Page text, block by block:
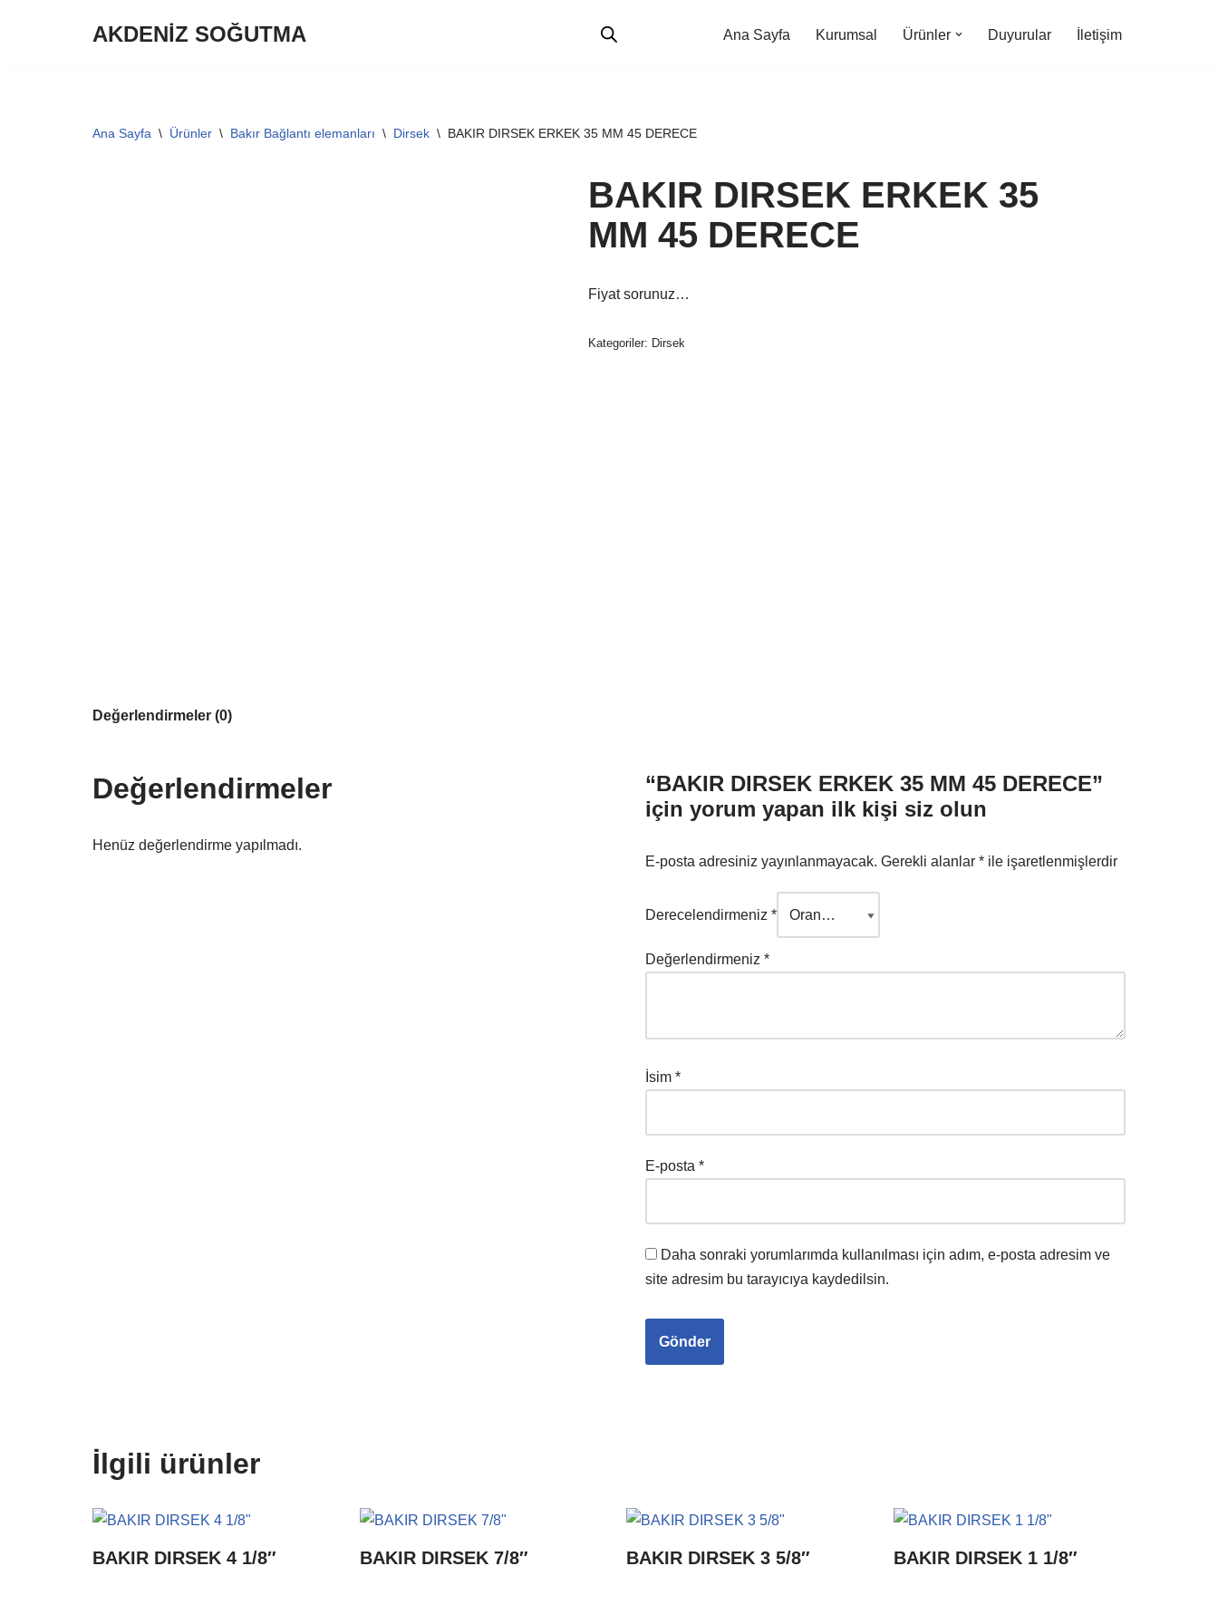
AKDENİZ SOĞUTMA Ana Sayfa Kurumsal Ürünler Duyurular İletişim
Ana Sayfa \ Ürünler \ Bakır Bağlantı elemanları \ Dirsek \ BAKIR DIRSEK ERKEK 35 MM 45 DERECE
BAKIR DIRSEK ERKEK 35
MM 45 DERECE
Fiyat sorunuz…
Kategoriler: Dirsek
Değerlendirmeler (0)
Değerlendirmeler
Henüz değerlendirme yapılmadı.
“BAKIR DIRSEK ERKEK 35 MM 45 DERECE”
için yorum yapan ilk kişi siz olun
E-posta adresiniz yayınlanmayacak. Gerekli alanlar * ile işaretlenmişlerdir
Derecelendirmeniz *
Değerlendirmeniz *
İsim *
E-posta *
Daha sonraki yorumlarımda kullanılması için adım, e-posta adresim ve
site adresim bu tarayıcıya kaydedilsin.
İlgili ürünler
BAKIR DIRSEK 4 1/8″ BAKIR DIRSEK 7/8″ BAKIR DIRSEK 3 5/8″ BAKIR DIRSEK 1 1/8″